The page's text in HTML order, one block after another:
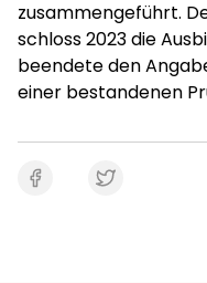
zusammengeführt.
schloss 2023 die
beendete den
einer bestandenen